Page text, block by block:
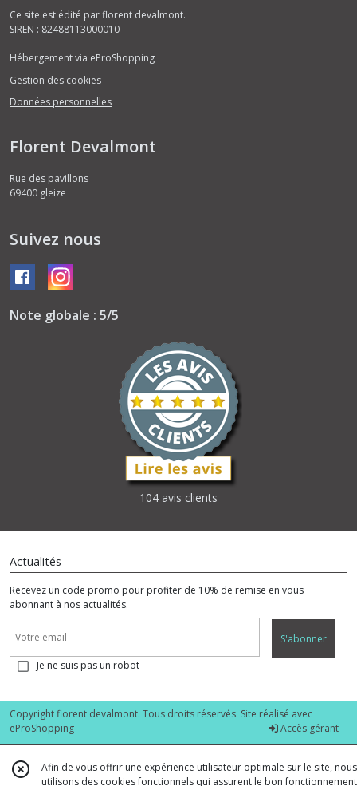
Ce site est édité par florent devalmont.
SIREN : 82488113000010
Hébergement via eProShopping
Gestion des cookies
Données personnelles
Florent Devalmont
Rue des pavillons
69400 gleize
Suivez nous
Note globale : 5/5
104 avis clients
Actualités
Recevez un code promo pour profiter de 10% de remise en vous
abonnant à nos actualités.
S'abonner
Je ne suis pas un robot
Copyright florent devalmont. Tous droits réservés. Site réalisé avec
eProShopping
Accès gérant
Afin de vous offrir une expérience utilisateur optimale sur le site, nous
utilisons des cookies fonctionnels qui assurent le bon fonctionnement